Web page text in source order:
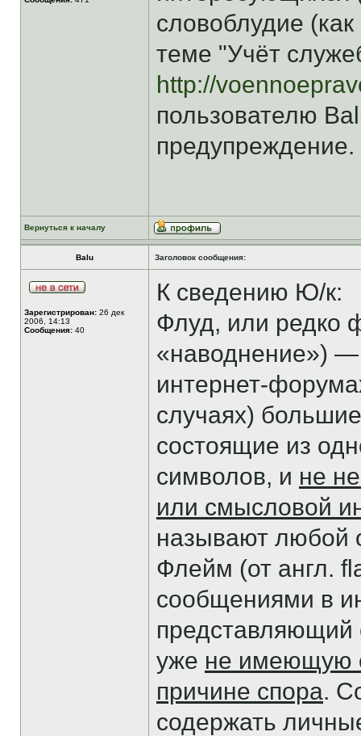
словоблудие
теме "Учёт
http://
пользователю
предупреждение.
Вернуться к началу
Balu Заголовок сообщения:
Зарегистрирован: 26 дек
2006, 14:13
Сообщения: 40
К сведению Ю/к:
Флуд, или редко
«наводнение») —
интернет-
случаях)
состоящие из
символов, и не
или смысловой
называют любой
Флейм (от англ.
сообщениями в
представляющий
уже не имеющую
причине спора.
содержать